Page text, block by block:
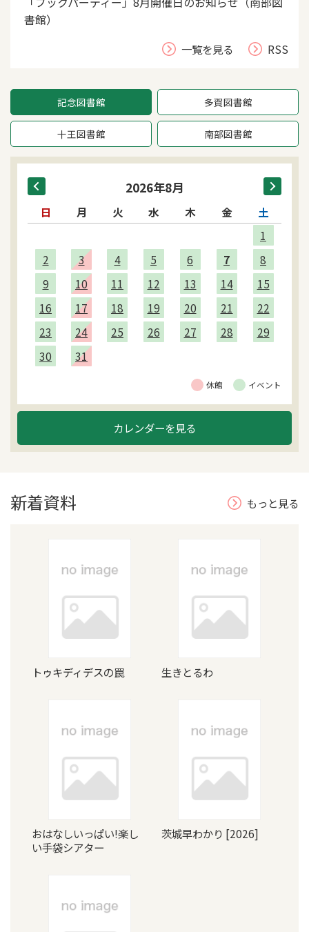
RSS
一覧を見る
書館）
記念図書館 多賀図書館
十王図書館 南部図書館
2026年8月
日 月 火 水 木 金
土
1
2
3 4 5 6 7
8
9
10 11 12 13 14
15
16
17 18 19 20 21
22
23
24 25 26 27 28
29
30
31
休館 イベント
カレンダーを見る
新着資料
トゥキディデスの罠 生きとるわ
おはなしいっぱい!楽し
い手袋シアター
茨城早わかり [2026]
もっと見る